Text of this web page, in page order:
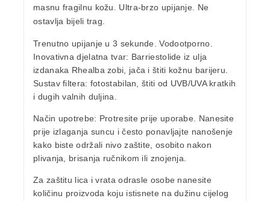
masnu fragilnu kožu. Ultra-brzo upijanje. Ne
ostavlja bijeli trag.
Trenutno upijanje u 3 sekunde. Vodootporno.
Inovativna djelatna tvar: Barriestolide iz ulja
izdanaka Rhealba zobi, jača i štiti kožnu barijeru.
Sustav filtera: fotostabilan, štiti od UVB/UVA kratkih
i dugih valnih duljina.
Način upotrebe: Protresite prije uporabe. Nanesite
prije izlaganja suncu i često ponavljajte nanošenje
kako biste održali nivo zaštite, osobito nakon
plivanja, brisanja ručnikom ili znojenja.
Za zaštitu lica i vrata odrasle osobe nanesite
količinu proizvoda koju istisnete na dužinu cijelog